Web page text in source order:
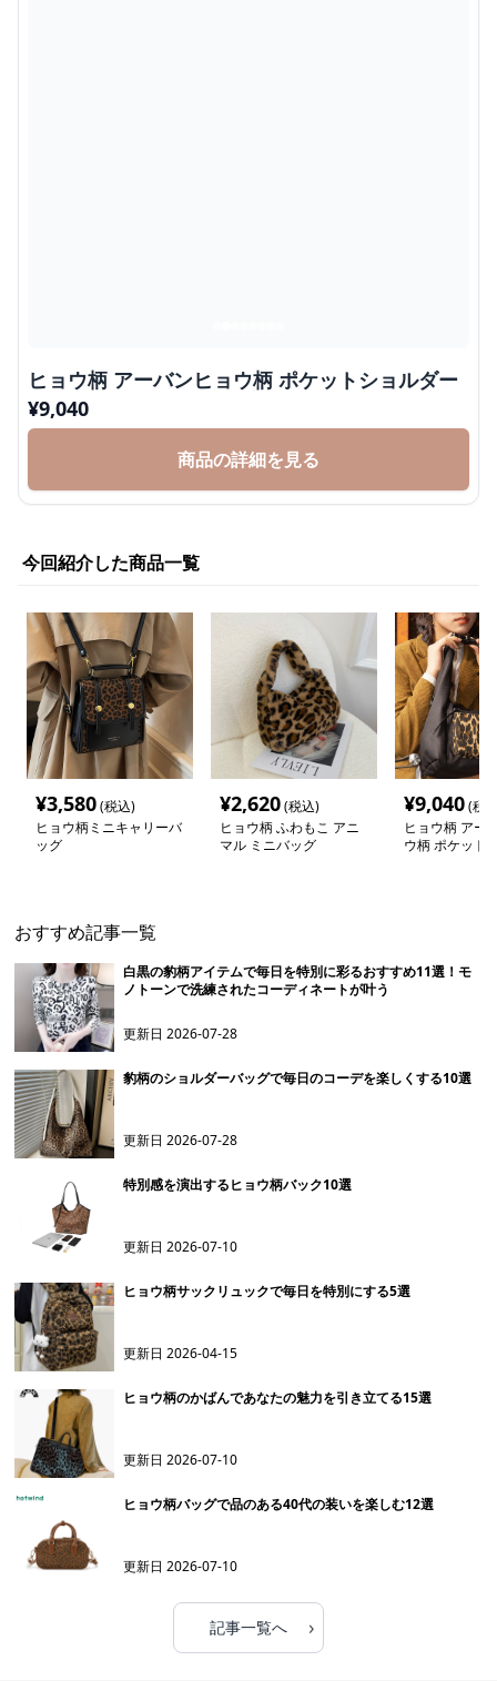
ヒョウ柄 アーバンヒョウ柄 ポケットショルダー
¥9,040
商品の詳細を見る
今回紹介した商品一覧
¥3,580(税込)
ヒョウ柄ミニキャリーバ
ッグ
¥2,620(税込)
ヒョウ柄 ふわもこ アニ
マル ミニバッグ
¥9,040(税
ヒョウ柄 アー
ウ柄 ポケット
おすすめ記事一覧
白黒の豹柄アイテムで毎日を特別に彩るおすすめ11選！モ
ノトーンで洗練されたコーディネートが叶う
更新日2026-07-28
豹柄のショルダーバッグで毎日のコーデを楽しくする10選
更新日2026-07-28
特別感を演出するヒョウ柄バック10選
更新日2026-07-10
ヒョウ柄サックリュックで毎日を特別にする5選
更新日2026-04-15
ヒョウ柄のかばんであなたの魅力を引き立てる15選
更新日2026-07-10
ヒョウ柄バッグで品のある40代の装いを楽しむ12選
更新日2026-07-10
記事一覧へ ›